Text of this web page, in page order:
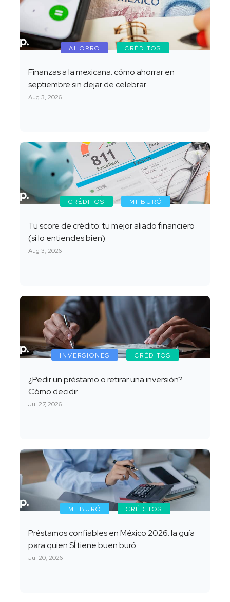
AHORRO CRÉDITOS
Finanzas a la mexicana: cómo ahorrar en
septiembre sin dejar de celebrar
Aug 3, 2026
CRÉDITOS MI BURÓ
Tu score de crédito: tu mejor aliado financiero
(si lo entiendes bien)
Aug 3, 2026
INVERSIONES CRÉDITOS
¿Pedir un préstamo o retirar una inversión?
Cómo decidir
Jul 27, 2026
MI BURÓ CRÉDITOS
Préstamos confiables en México 2026: la guía
para quien SÍ tiene buen buró
Jul 20, 2026